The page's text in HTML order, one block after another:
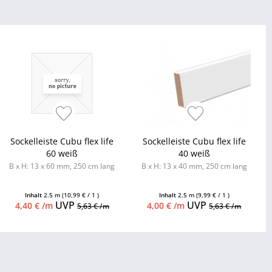
Sockelleiste Cubu flex life
60 weiß
B x H: 13 x 60 mm, 250 cm lang
Inhalt2.5 m(10,99 € / 1 )
4,40 € /mUVP 5,63 € /m
Sockelleiste Cubu flex life
40 weiß
B x H: 13 x 40 mm, 250 cm lang
Inhalt 2.5 m (9,99 € / 1 )
4,00 € /m UVP5,63 € /m